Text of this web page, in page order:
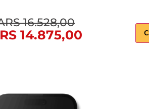
16.528,00
14.875,00